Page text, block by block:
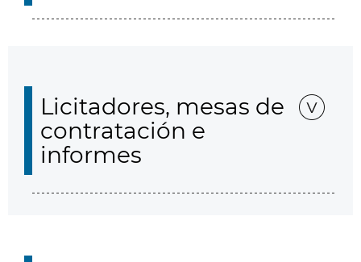
Licitadores, mesas de
contratación e
informes